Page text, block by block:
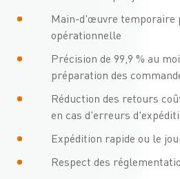
Main-d'œuvre temporaire
opérationnelle
Précision de 99,9 % au
préparation des
Réduction des retours
en cas d'erreurs
Expédition rapide ou le
Respect des